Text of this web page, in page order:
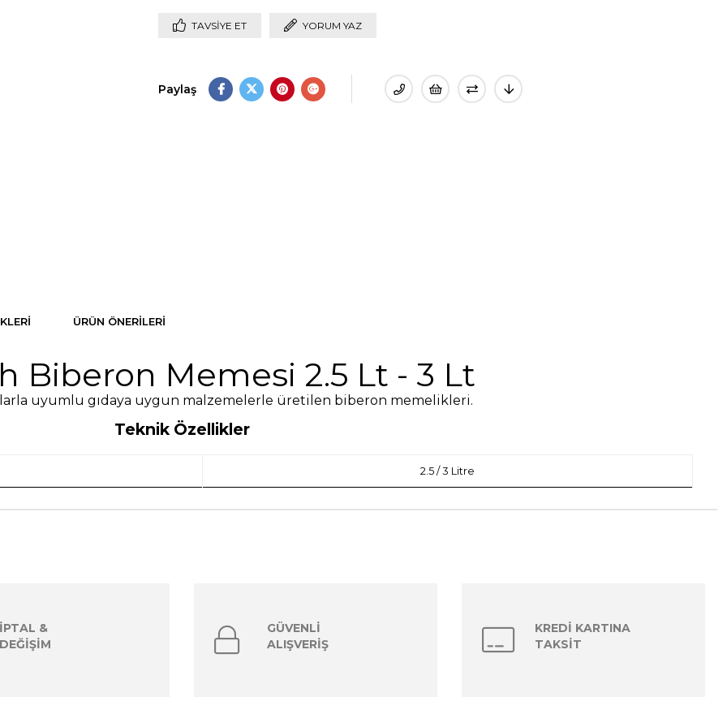
TAVSIYE ET YORUM YAZ
Paylaş
ÜRÜN ÖNERILERI
Biberon Memesi 2.5 Lt - 3 Lt
uyumlu gıdaya uygun malzemelerle üretilen biberon memelikleri.
Teknik Özellikler
2.5 / 3 Litre
İPTAL &
DEĞİŞİM
GÜVENLİ
ALIŞVERİŞ
KREDİ KARTINA
TAKSİT